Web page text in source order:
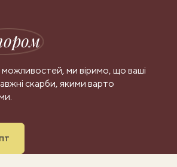
можливостей, ми віримо, що ваші
скарби, якими варто